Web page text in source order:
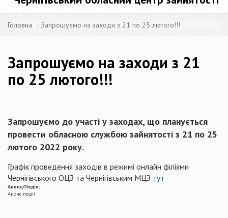
Головна Запрошуємо на заходи з 21 по 25 лютого!!!
Запрошуємо на заходи з 21
по 25 лютого!!!
Запрошуємо до участі у заходах, що планується
провести обласною службою зайнятості з 21 по 25
лютого 2022 року.
Графік проведення заходів в режимі онлайн філіями
Чернігівського ОЦЗ та Чернігівським МЦЗ тут
Анонс/Подія:
Анонс події